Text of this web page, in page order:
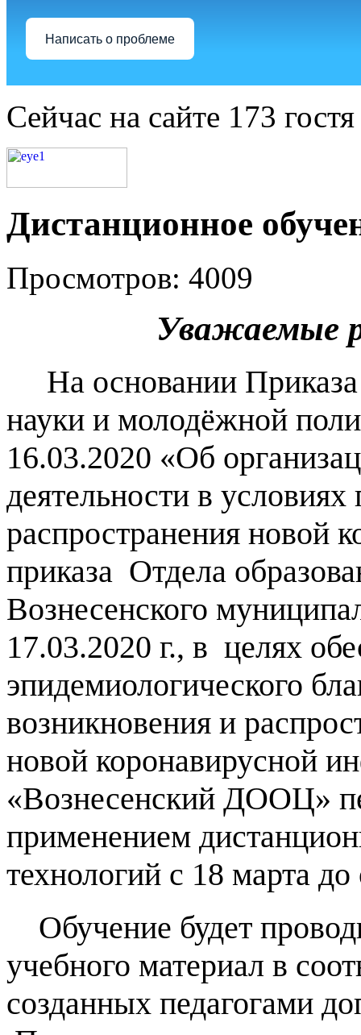
Написать о проблеме
Сейчас на сайте 173
Дистанционное
Просмотров: 4009
Уважаемые
На основании Приказа
науки и молодёжной
16.03.2020 «Об
деятельности в
распространения новой
приказа Отдела
Вознесенского
17.03.2020 г., в целях
эпидемиологического
возникновения и
новой коронавирусной
«Вознесенский ДООЦ»
применением
технологий с 18 марта
Обучение будет
учебного материал в
созданных педагогами